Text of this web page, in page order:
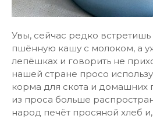
Увы, сейчас редко встретишь
пшённую кашу с молоком, а
лепёшках и говорить не
нашей стране просо
корма для скота и домашних
из проса больше
народ печёт просяной хлеб